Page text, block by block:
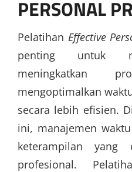
PERSONAL
Pelatihan Effective
penting untuk
meningkatkan
mengoptimalkan
secara lebih efisien.
ini, manajemen
keterampilan yang
profesional.